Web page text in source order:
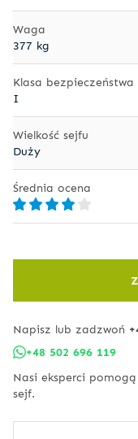
Waga
377 kg
Klasa bezpieczeństwa
I
Wielkość sejfu
Duży
Średnia ocena
Napisz lub zadzwoń
+48 502 696 119
Nasi eksperci
sejf.